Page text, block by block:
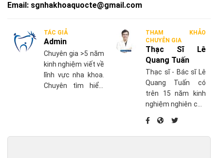
Email: sgnhakhoaquocte@gmail.com
TÁC GIẢ
Admin
Chuyên gia >5 năm
kinh nghiệm viết về
lĩnh vực nha khoa.
Chuyên tìm hiểu,
THAM KHẢO
CHUYÊN GIA
Thạc Sĩ Lê
Quang Tuấn
Thạc sĩ - Bác sĩ Lê
Quang Tuấn có
trên 15 năm kinh
nghiệm nghiên cứu
trị nha chu và điều
trị phục hồi khác